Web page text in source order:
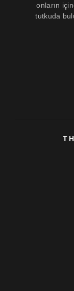
onların
tutkuda